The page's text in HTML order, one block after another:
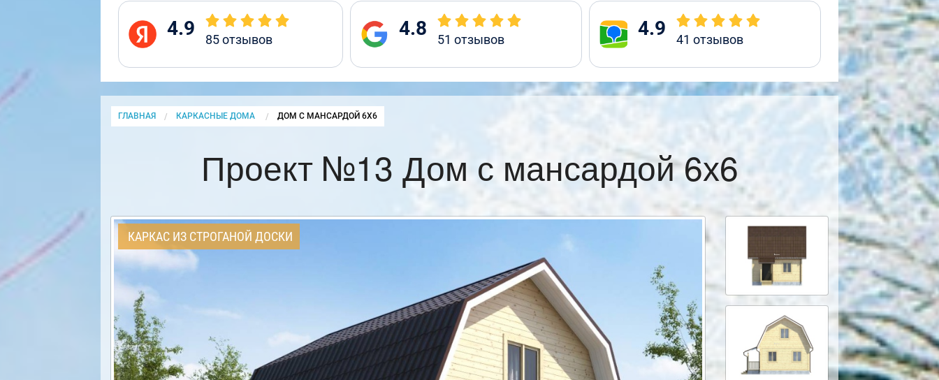
4.9 85отзывов 4.8 51 отзывов 4.9 41 отзывов
ГЛАВНАЯ КАРКАСНЫЕ ДОМА CURRENT:
ДОМ С МАНСАРДОЙ 6Х6
Проект №13 Дом с мансардой 6х6
КАРКАС ИЗ СТРОГАНОЙ ДОСКИ